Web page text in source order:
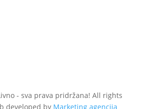
- sva prava pridržana! All rights
developed by Marketing agencija